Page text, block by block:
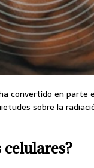
convertido en parte
sobre la